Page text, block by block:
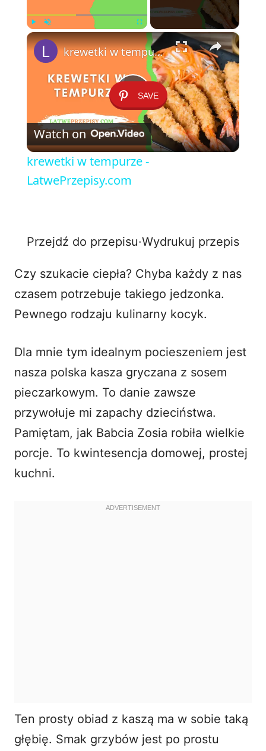
Fullscreen ×
SAVE
P
l
V
i
d
e
o
krewetki w tempurze - LatwePrzepisy.com
Watch on
krewetki w tempurze -
LatwePrzepisy.com
Przejdź do przepisu·Wydrukuj przepis
Czy szukacie ciepła? Chyba każdy z nas
czasem potrzebuje takiego jedzonka.
Pewnego rodzaju kulinarny kocyk.
Dla mnie tym idealnym pocieszeniem jest
nasza polska kasza gryczana z sosem
pieczarkowym. To danie zawsze
przywołuje mi zapachy dzieciństwa.
Pamiętam, jak Babcia Zosia robiła wielkie
porcje. To kwintesencja domowej, prostej
kuchni.
Ten prosty obiad z kaszą ma w sobie taką
głębię. Smak grzybów jest po prostu